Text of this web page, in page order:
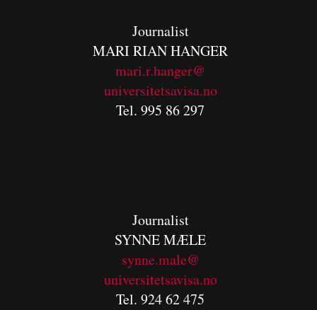
Journalist
MARI RIAN HANGER
mari.r.hanger@
universitetsavisa.no
Tel. 995 86 297
Journalist
SYNNE MÆLE
synne.male@
universitetsavisa.no
Tel. 924 62 475